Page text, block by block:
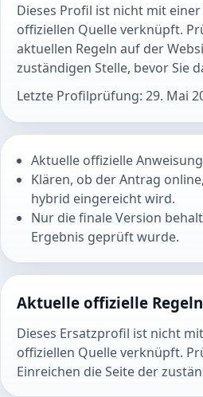
Dieses Profil ist nicht mit
offiziellen Quelle verknüpft.
aktuellen Regeln auf der
zuständigen Stelle, bevor Sie
Letzte Profilprüfung: 29. Mai
Aktuelle offizielle
Klären, ob der Antrag
hybrid eingereicht wird.
Nur die finale Version
Ergebnis geprüft wurde.
Aktuelle offizielle
Dieses Ersatzprofil ist nicht
offiziellen Quelle verknüpft.
Einreichen die Seite der